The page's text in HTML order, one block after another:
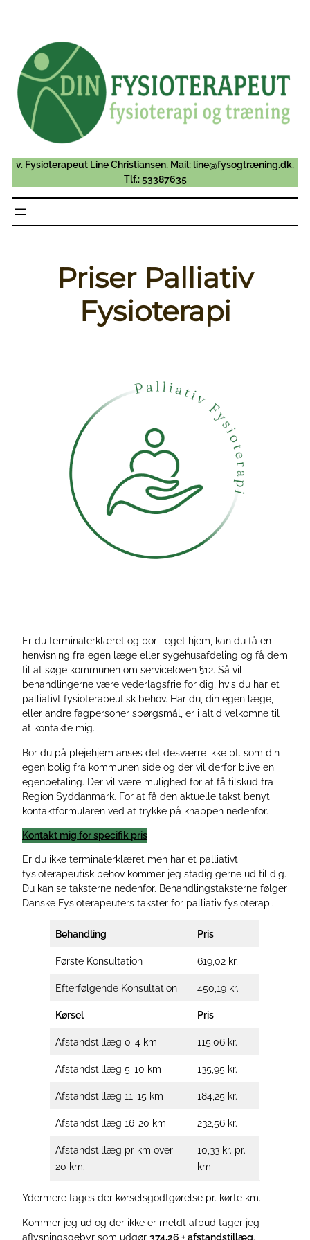
v. Fysioterapeut Line Christiansen, Mail: line@fysogtræning.dk,
Tlf.: 53387635
Priser Palliativ
Fysioterapi
Er du terminalerklæret og bor i eget hjem, kan du få en
henvisning fra egen læge eller sygehusafdeling og få dem
til at søge kommunen om serviceloven §12. Så vil
behandlingerne være vederlagsfrie for dig, hvis du har et
palliativt fysioterapeutisk behov. Har du, din egen læge,
eller andre fagpersoner spørgsmål, er i altid velkomne til
at kontakte mig.
Bor du på plejehjem anses det desværre ikke pt. som din
egen bolig fra kommunen side og der vil derfor blive en
egenbetaling. Der vil være mulighed for at få tilskud fra
Region Syddanmark. For at få den aktuelle takst benyt
kontaktformularen ved at trykke på knappen nedenfor.
Kontakt mig for specifik pris
Er du ikke terminalerklæret men har et palliativt
fysioterapeutisk behov kommer jeg stadig gerne ud til dig.
Du kan se taksterne nedenfor. Behandlingstaksterne følger
Danske Fysioterapeuters takster for palliativ fysioterapi.
Behandling Pris
Første Konsultation 619,02 kr,
Efterfølgende Konsultation 450,19 kr.
Kørsel Pris
Afstandstillæg 0-4 km 115,06 kr.
Afstandstillæg 5-10 km 135,95 kr.
Afstandstillæg 11-15 km 184,25 kr.
Afstandstillæg 16-20 km 232,56 kr.
Afstandstillæg pr km over
20 km.
10,33 kr. pr.
km
Ydermere tages der kørselsgodtgørelse pr. kørte km.
Kommer jeg ud og der ikke er meldt afbud tager jeg
aflysningsgebyr som udgør 374,26 + afstandstillæg.